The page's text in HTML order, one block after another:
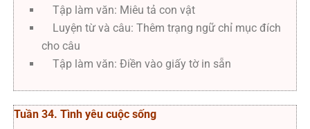
Tập làm văn: Miêu tả con vật
Luyện từ và câu: Thêm trạng ngữ chỉ mục đích
cho câu
Tập làm văn: Điền vào giấy tờ in sẵn
Tuần 34. Tình yêu cuộc sống